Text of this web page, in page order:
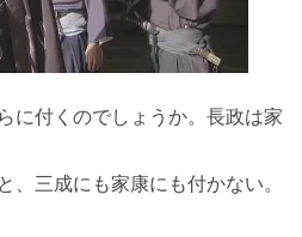
に付くのでしょうか。長政は家
、三成にも家康にも付かない。